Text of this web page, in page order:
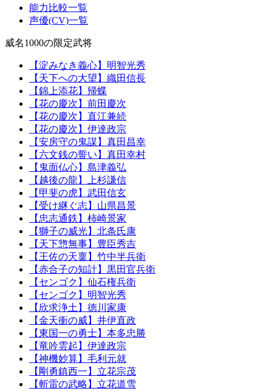
能力比較一覧
声優(CV)一覧
威名1000の限定武将
【淀みなき義心】明智光秀
【天下への大望】織田信長
【錦上添花】帰蝶
【花の慶次】前田慶次
【花の慶次】直江兼続
【花の慶次】伊達政宗
【安房守の鬼謀】真田昌幸
【六文銭の誓い】真田幸村
【鬼面仏心】島津義弘
【越後の龍】上杉謙信
【甲斐の虎】武田信玄
【受け継ぐ志】山県昌景
【忠志通鉄】柿崎景家
【獅子の威光】北条氏康
【天下惣無事】豊臣秀吉
【王佐の天稟】竹中半兵衛
【赤合子の知計】黒田官兵衛
【センゴク】仙石権兵衛
【センゴク】明智光秀
【欣求浄土】徳川家康
【金天衝の威】井伊直政
【東国一の勇士】本多忠勝
【竜吟雲起】伊達政宗
【神機妙算】毛利元就
【剛勇鎮西一】立花宗茂
【斬雷の武略】立花道雪